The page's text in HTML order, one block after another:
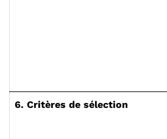
6. Critères de sélection